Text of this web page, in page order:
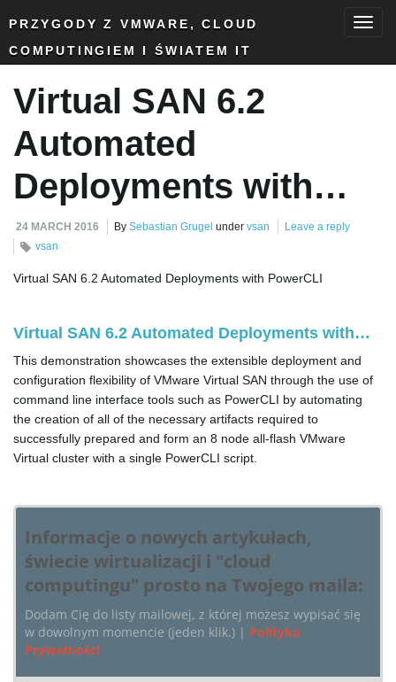
n
PRZYGODY Z VMWARE, CLOUD
COMPUTINGIEM I ŚWIATEM IT
Virtual SAN 6.2
Automated
Deployments with…
24 MARCH 2016 By Sebastian Grugel under vsan
Leave a reply
vsan
Virtual SAN 6.2 Automated Deployments with PowerCLI
Virtual SAN 6.2 Automated Deployments with…
This demonstration showcases the extensible deployment and
configuration flexibility of VMware Virtual SAN through the use of
command line interface tools such as PowerCLI by automating
the creation of all of the necessary artifacts required to
successfully prepared and form an 8 node all-flash VMware
Virtual cluster with a single PowerCLI script.
Informacje o nowych artykułach,
świecie wirtualizacji i "cloud
computingu" prosto na Twojego maila:
Dodam Cię do listy mailowej, z której możesz wypisać się
w dowolnym momencie (jeden klik.) | Polityka
Prywatności